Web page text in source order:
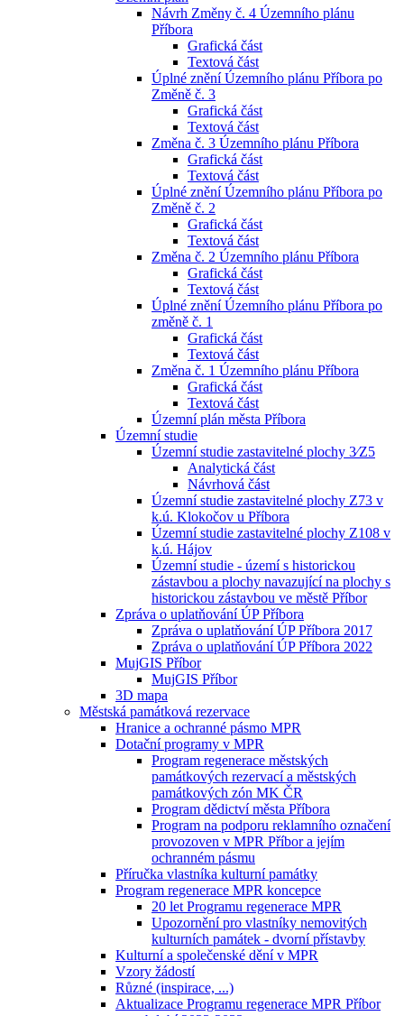
Návrh Změny č. 4 Územního plánu
Příbora
Grafická část
Textová část
Úplné znění Územního plánu Příbora po
Změně č. 3
Grafická část
Textová část
Změna č. 3 Územního plánu Příbora
Grafická část
Textová část
Úplné znění Územního plánu Příbora po
Změně č. 2
Grafická část
Textová část
Změna č. 2 Územního plánu Příbora
Grafická část
Textová část
Úplné znění Územního plánu Příbora po
změně č. 1
Grafická část
Textová část
Změna č. 1 Územního plánu Příbora
Grafická část
Textová část
Územní plán města Příbora
Územní studie
Územní studie zastavitelné plochy 3⁄Z5
Analytická část
Návrhová část
Územní studie zastavitelné plochy Z73 v
k.ú. Klokočov u Příbora
Územní studie zastavitelné plochy Z108 v
k.ú. Hájov
Územní studie - území s historickou
zástavbou a plochy navazující na plochy s
historickou zástavbou ve městě Příbor
Zpráva o uplatňování ÚP Příbora
Zpráva o uplatňování ÚP Příbora 2017
Zpráva o uplatňování ÚP Příbora 2022
MujGIS Příbor
MujGIS Příbor
3D mapa
Městská památková rezervace
Hranice a ochranné pásmo MPR
Dotační programy v MPR
Program regenerace městských
památkových rezervací a městských
památkových zón MK ČR
Program dědictví města Příbora
Program na podporu reklamního označení
provozoven v MPR Příbor a jejím
ochranném pásmu
Příručka vlastníka kulturní památky
Program regenerace MPR koncepce
20 let Programu regenerace MPR
Upozornění pro vlastníky nemovitých
kulturních památek - dvorní přístavby
Kulturní a společenské dění v MPR
Vzory žádostí
Různé (inspirace, ...)
Aktualizace Programu regenerace MPR Příbor